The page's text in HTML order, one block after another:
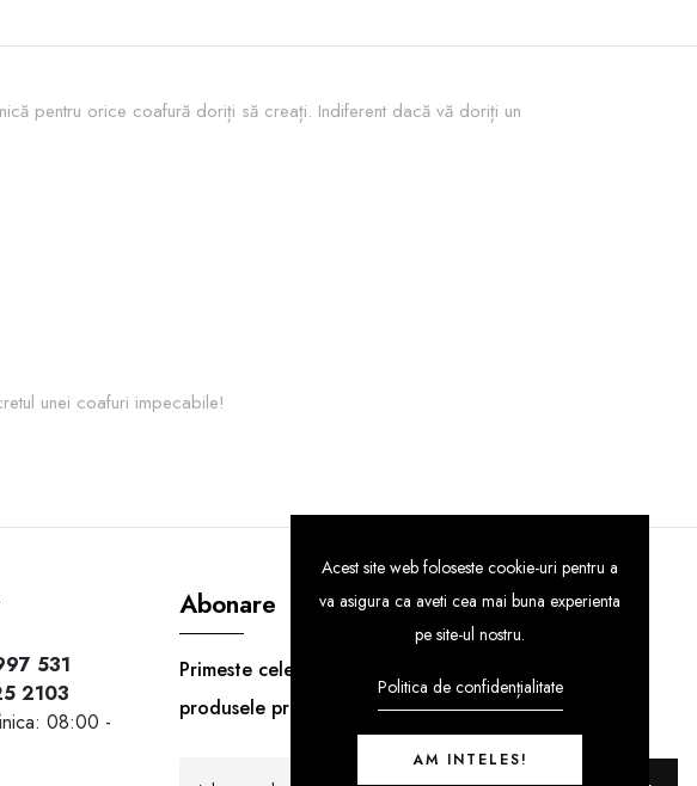
pentru orice coafură doriți să creați. Indiferent dacă vă doriți un
unei coafuri impecabile!
531
2103
08:00 -
Abonare
Primeste cele mai noi informatii despre
produsele premium!
Acest site web foloseste cookie-uri pentru a
va asigura ca aveti cea mai buna experienta
pe site-ul nostru.
Politica de confidențialitate
AM INTELES!